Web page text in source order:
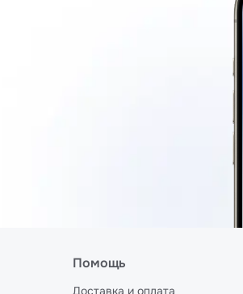
Помощь
Доставка и оплата